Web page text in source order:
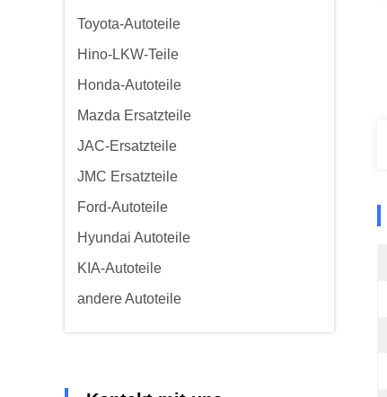
Toyota-Autoteile
Hino-LKW-Teile
Honda-Autoteile
Mazda Ersatzteile
JAC-Ersatzteile
JMC Ersatzteile
Ford-Autoteile
Hyundai Autoteile
KIA-Autoteile
andere Autoteile